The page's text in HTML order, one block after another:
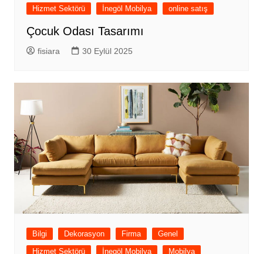
Hizmet Sektörü
İnegöl Mobilya online satış
Çocuk Odası Tasarımı
fisiara 30 Eylül 2025
Bilgi Dekorasyon Firma
Genel
Hizmet Sektörü
İnegöl Mobilya Mobilya